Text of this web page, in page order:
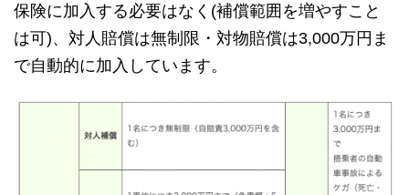
保険に加入する必要はなく(補償範囲を増やすこと
は可)、対人賠償は無制限・対物賠償は3,000万円ま
で自動的に加入しています。